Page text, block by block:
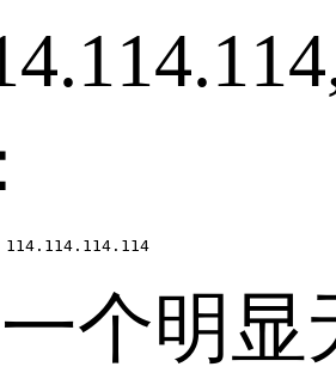
114.114.114.114
个明显